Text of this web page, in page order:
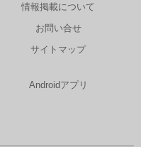
情報掲載について
お問い合せ
サイトマップ
Androidアプリ